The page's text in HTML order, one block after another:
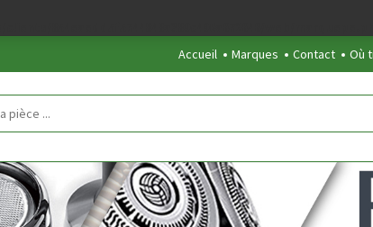
Accueil
Marques Contact Où